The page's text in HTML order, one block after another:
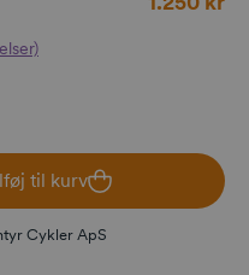
nexus 7
nexus 7
til kurv
Cykler ApS